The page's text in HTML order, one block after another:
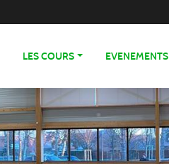
LES COURS EVENEMENTS